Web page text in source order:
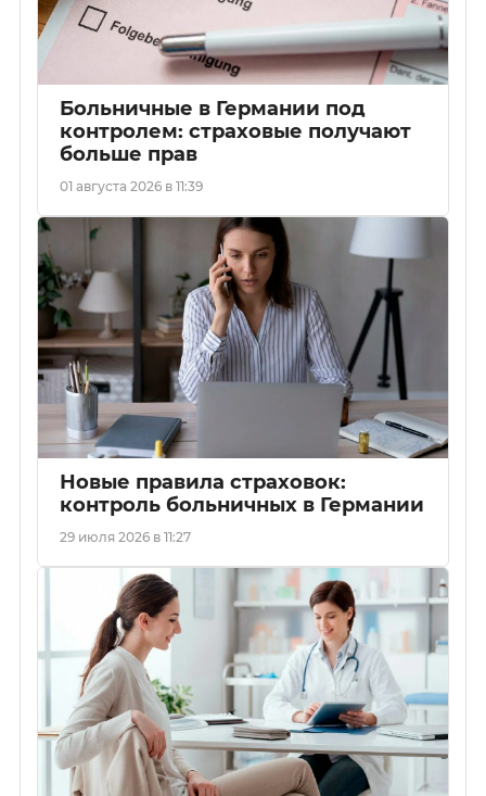
Больничные в Германии под
контролем: страховые получают
больше прав
01 августа 2026 в 11:39
Новые правила страховок:
контроль больничных в Германии
29 июля 2026 в 11:27